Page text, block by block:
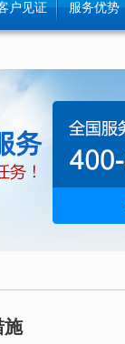
户见证 服务优势
施